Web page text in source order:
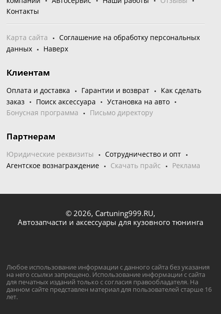
Контакты
Карта сайта
Соглашение на обработку персональных
данных
Наверх
Клиентам
Оплата и доставка Гарантии и возврат
Как сделать
заказ
Поиск аксессуара
Установка на авто
Бонусная программа
Письмо директору
Партнерам
Юридические реквизиты
Сотрудничество и опт
Агентское вознаграждение
Скачать прайс Реклама
© 2026, Cartuning999.RU,
Автозапчасти и аксессуары для кузовного тюнинга
Любое использование информации с данного сайта без указания
на него ссылки запрещено. Использование информации с сайта
для печатных изданий только с согласия правообладателя. На
данном сайте представлен материал для пользователей старше 16
лет.